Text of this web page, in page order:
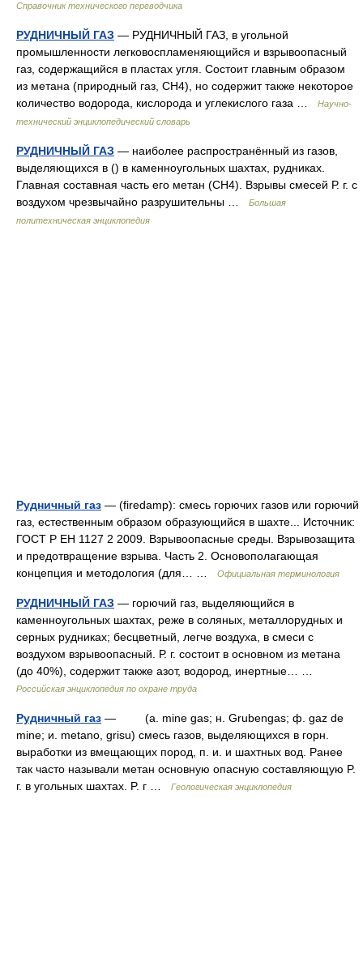
Справочник технического переводчика
РУДНИЧНЫЙ ГАЗ — РУДНИЧНЫЙ ГАЗ, в угольной
промышленности легковоспламеняющийся и взрывоопасный
газ, содержащийся в пластах угля. Состоит главным образом
из метана (природный газ, СН4), но содержит также некоторое
количество водорода, кислорода и углекислого газа …
Научно-
технический энциклопедический словарь
РУДНИЧНЫЙ ГАЗ — наиболее распространённый из газов,
выделяющихся в () в каменноугольных шахтах, рудниках.
Главная составная часть его метан (СН4). Взрывы смесей Р. г. с
воздухом чрезвычайно разрушительны …
Большая
политехническая энциклопедия
Рудничный газ — (firedamp): смесь горючих газов или горючий
газ, естественным образом образующийся в шахте... Источник:
ГОСТ Р ЕН 1127 2 2009. Взрывоопасные среды. Взрывозащита
и предотвращение взрыва. Часть 2. Основополагающая
концепция и методология (для… …
Официальная терминология
РУДНИЧНЫЙ ГАЗ — горючий газ, выделяющийся в
каменноугольных шахтах, реже в соляных, металлорудных и
серных рудниках; бесцветный, легче воздуха, в смеси с
воздухом взрывоопасный. Р. г. состоит в основном из метана
(до 40%), содержит также азот, водород, инертные… …
Российская энциклопедия по охране труда
Рудничный газ — (a. mine gas; н. Grubengas; ф. gaz de
mine; и. metano, grisu) смесь газов, выделяющихся в горн.
выработки из вмещающих пород, п. и. и шахтных вод. Pанее
так часто называли метан основную опасную составляющую P.
г. в угольных шахтах. P. г …
Геологическая энциклопедия